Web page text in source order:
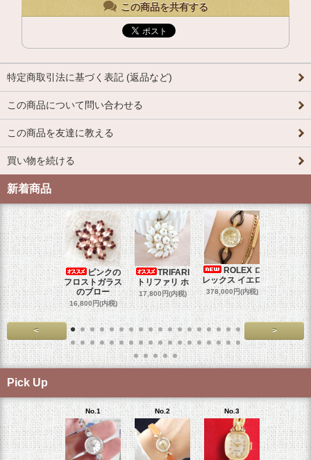
この商品を共有する
特定商取引法に基づく表記 (返品など)
この商品について問い合わせる
この商品を友達に教える
買い物を続ける
新着商品
ピンクの
フロストガラス
のブロー
16,800円(内税)
TRIFARI
トリファリ ホ
17,800円(内税)
ROLEX ロ
レックス イエロ
378,000円(内税)
ジュリア
29,000円(
< >
Pick Up
No.1 No.2 No.3 No.4